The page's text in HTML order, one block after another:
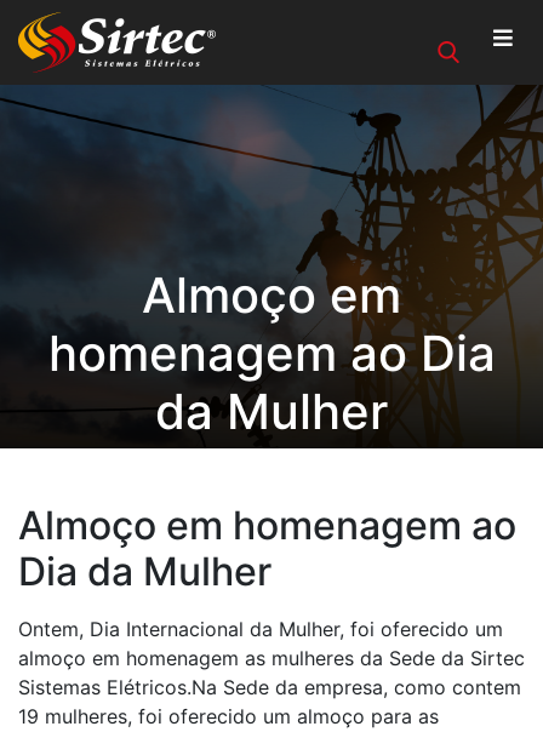
Almoço em
homenagem ao Dia
da Mulher
Almoço em homenagem ao
Dia da Mulher
Ontem, Dia Internacional da Mulher, foi oferecido um
almoço em homenagem as mulheres da Sede da Sirtec
Sistemas Elétricos.Na Sede da empresa, como contem
19 mulheres, foi oferecido um almoço para as